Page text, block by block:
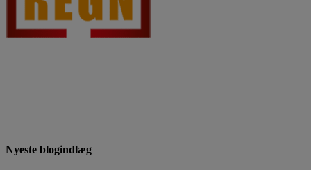
Nyeste blogindlæg